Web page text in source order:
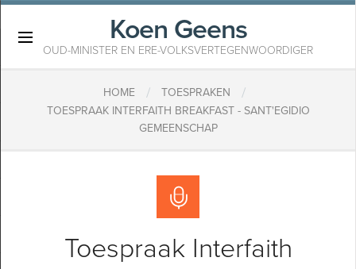
Koen Geens
OUD-MINISTER EN ERE-VOLKSVERTEGENWOORDIGER
HOME / TOESPRAKEN /
TOESPRAAK INTERFAITH BREAKFAST - SANT'EGIDIO
GEMEENSCHAP
Toespraak Interfaith